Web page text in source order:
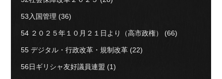
53入国管理 (36)
54 ２０２５年１０月２１日より（高市政権） (66)
55 デジタル・行政改革・規制改革 (22)
56日ギリシャ友好議員連盟 (1)